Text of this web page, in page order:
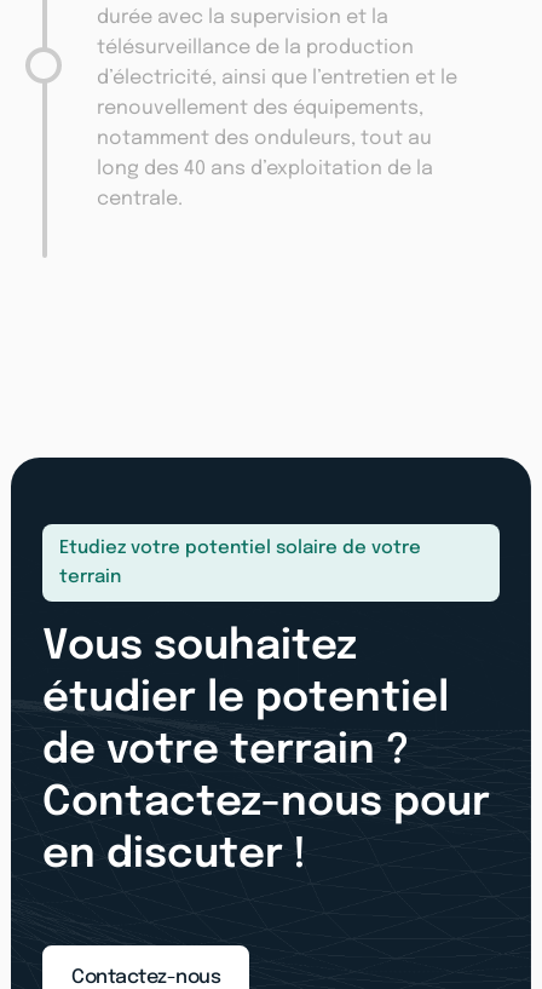
durée avec la supervision et la
télésurveillance de la production
d’électricité, ainsi que l’entretien et le
renouvellement des équipements,
notamment des onduleurs, tout au
long des 40 ans d’exploitation de la
centrale.
Etudiez votre potentiel solaire de votre
terrain
Vous souhaitez
étudier le potentiel
de votre terrain ?
Contactez-nous pour
en discuter !
Contactez-nous